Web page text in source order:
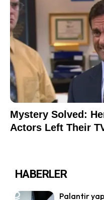
HABERLER
Palantir